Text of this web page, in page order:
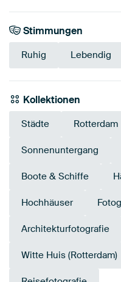
Stimmungen
Ruhig Lebendig
Kollektionen
Städte Rotterdam
Sonnenuntergang
Boote & Schiffe
Hochhäuser
Architekturfotografie
Witte Huis (Rotterdam)